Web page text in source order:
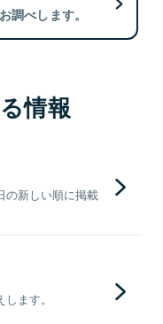
調べします。
情報
の新しい順に掲載
ます。